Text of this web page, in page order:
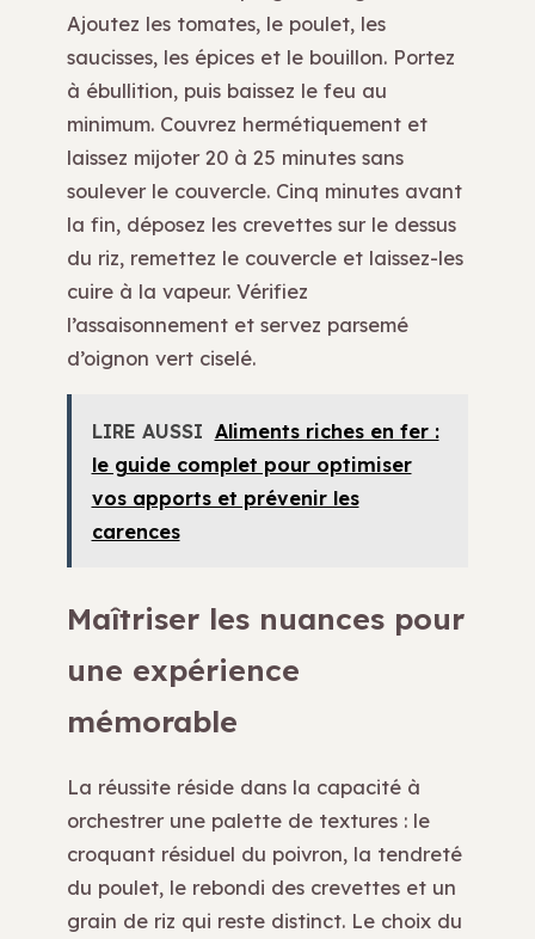
Ajoutez les tomates, le poulet, les
saucisses, les épices et le bouillon. Portez
à ébullition, puis baissez le feu au
minimum. Couvrez hermétiquement et
laissez mijoter 20 à 25 minutes sans
soulever le couvercle. Cinq minutes avant
la fin, déposez les crevettes sur le dessus
du riz, remettez le couvercle et laissez-les
cuire à la vapeur. Vérifiez
l’assaisonnement et servez parsemé
d’oignon vert ciselé.
LIRE AUSSI Aliments riches en fer :
le guide complet pour optimiser
vos apports et prévenir les
carences
Maîtriser les nuances pour
une expérience
mémorable
La réussite réside dans la capacité à
orchestrer une palette de textures : le
croquant résiduel du poivron, la tendreté
du poulet, le rebondi des crevettes et un
grain de riz qui reste distinct. Le choix du